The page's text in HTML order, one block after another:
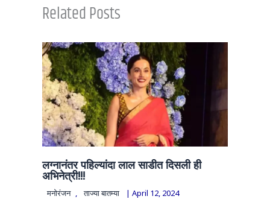
Related Posts
लग्नानंतर पहिल्यांदा लाल साडीत दिसली ही
अभिनेत्री!!!
मनोरंजन ताज्या बातम्या | April 12, 2024